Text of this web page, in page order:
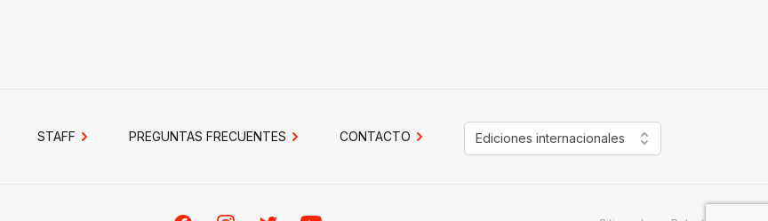
STAFF PREGUNTAS FRECUENTES CONTACTO Ediciones internacionales